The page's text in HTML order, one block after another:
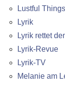
Lustful
Lyrik
Lyrik rettet
Lyrik-Revue
Lyrik-TV
Melanie am